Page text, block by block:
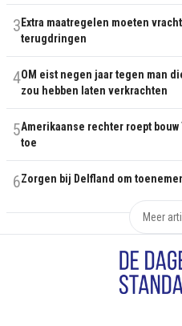
3 Extra maatregelen moeten
terugdringen
4OM eist negen jaar tegen man
zou hebben laten verkrachten
5Amerikaanse rechter roept
toe
6Zorgen bij Delfland om
Meer